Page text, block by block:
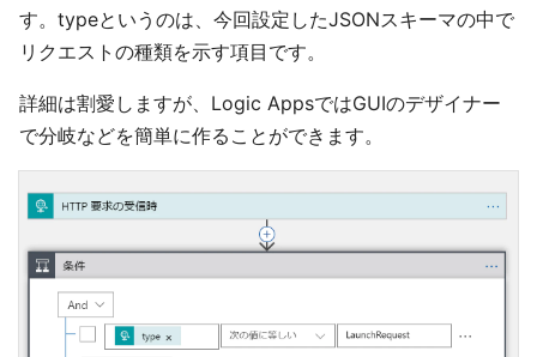
す。typeというのは、今回設定したJSONスキーマの中で
リクエストの種類を示す項目です。
詳細は割愛しますが、Logic AppsではGUIのデザイナー
で分岐などを簡単に作ることができます。